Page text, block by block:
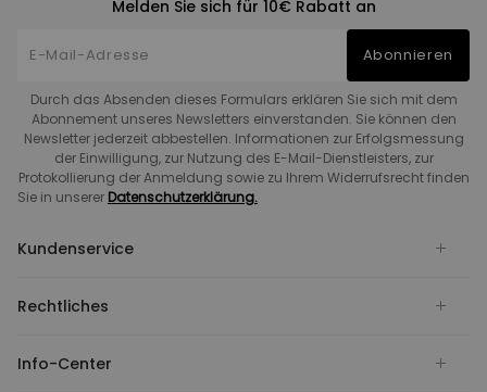
Melden Sie sich für 10€ Rabatt an
Abonnieren
Durch das Absenden dieses Formulars erklären Sie sich mit dem
Abonnement unseres Newsletters einverstanden. Sie können den
Newsletter jederzeit abbestellen. Informationen zur Erfolgsmessung
der Einwilligung, zur Nutzung des E-Mail-Dienstleisters, zur
Protokollierung der Anmeldung sowie zu Ihrem Widerrufsrecht finden
Sie in unserer Datenschutzerklärung.
Kundenservice
Rechtliches
Info-Center